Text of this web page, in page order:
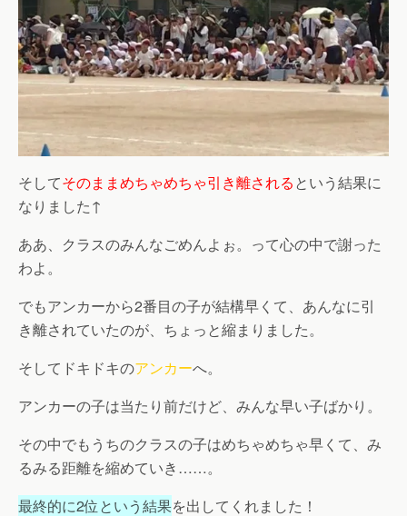
そしてそのままめちゃめちゃ引き離されるという結果に
なりました↑
ああ、クラスのみんなごめんよぉ。って心の中で謝った
わよ。
でもアンカーから2番目の子が結構早くて、あんなに引
き離されていたのが、ちょっと縮まりました。
そしてドキドキのアンカーへ。
アンカーの子は当たり前だけど、みんな早い子ばかり。
その中でもうちのクラスの子はめちゃめちゃ早くて、み
るみる距離を縮めていき……。
最終的に2位という結果を出してくれました！